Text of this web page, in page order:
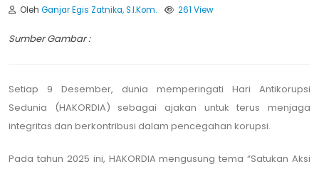
Oleh Ganjar Egis Zatnika, S.I.Kom. 261 View
Sumber Gambar :
Setiap 9 Desember, dunia memperingati Hari Antikorupsi
Sedunia (HAKORDIA) sebagai ajakan untuk terus menjaga
integritas dan berkontribusi dalam pencegahan korupsi.
Pada tahun 2025 ini, HAKORDIA mengusung tema “Satukan Aksi